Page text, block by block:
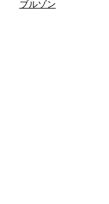
ブルゾン